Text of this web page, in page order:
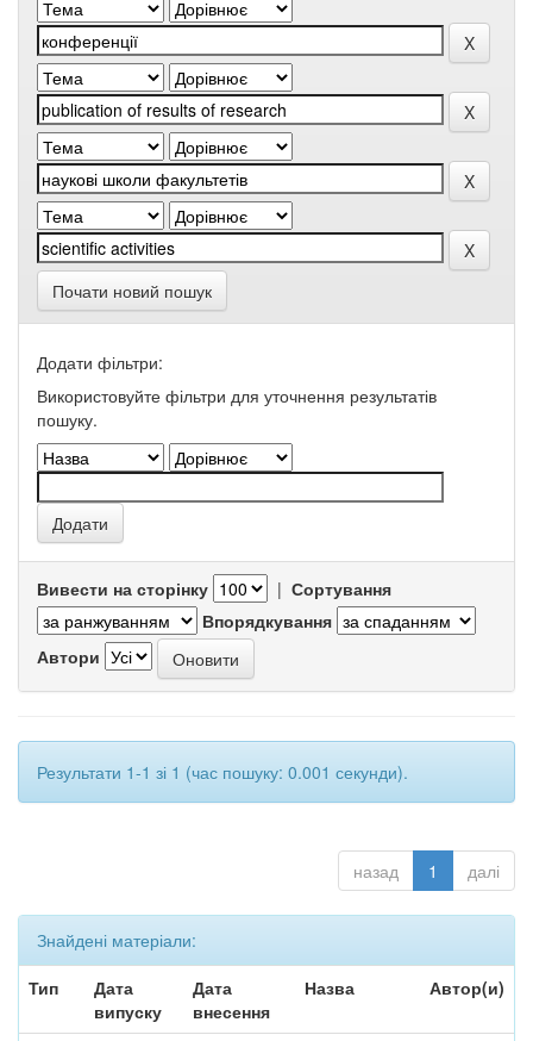
Почати новий пошук
Додати фільтри:
Використовуйте фільтри для уточнення результатів
пошуку.
Вивести на сторінку | Сортування
Впорядкування
Автори
Результати 1-1 зі 1 (час пошуку: 0.001 секунди).
назад 1 далі
Знайдені матеріали:
Тип
Дата
випуску
Дата
внесення
Назва Автор(и)